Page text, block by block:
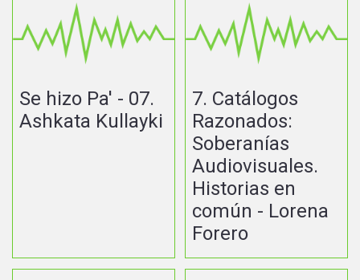
Se hizo Pa' - 07.
Ashkata Kullayki
7. Catálogos
Razonados:
Soberanías
Audiovisuales.
Historias en
común - Lorena
Forero